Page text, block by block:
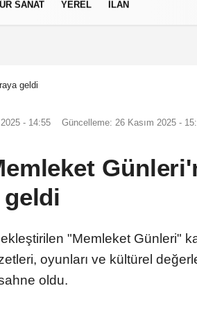
SANAT YEREL İLAN
geldi
- 14:55 Güncelleme: 26 Kasım 2025 -
geldi
"Memleket Günleri"
oyunları ve kültürel
oldu.